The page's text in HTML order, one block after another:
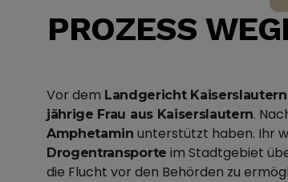
PROZESS
Vor dem Landgericht Kaiserslautern
jährige Frau aus Kaiserslautern.
Amphetamin unterstützt haben. Ihr
Drogentransporte im Stadtgebiet
die Flucht vor den Behörden zu